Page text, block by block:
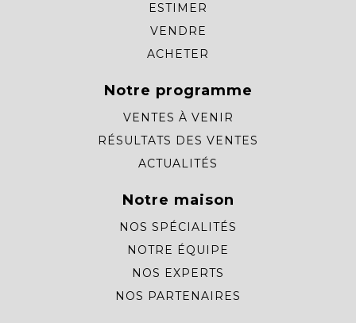
ESTIMER
VENDRE
ACHETER
Notre programme
VENTES À VENIR
RÉSULTATS DES VENTES
ACTUALITÉS
Notre maison
NOS SPÉCIALITÉS
NOTRE ÉQUIPE
NOS EXPERTS
NOS PARTENAIRES